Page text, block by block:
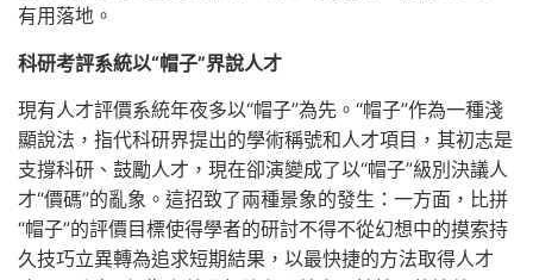
有用落地。
科研考評系統以“帽子”界說人才
現有人才評價系統年夜多以“帽子”為先。“帽子”作為一種淺
顯說法，指代科研界提出的學術稱號和人才項目，其初志是
支撐科研、鼓勵人才，現在卻演變成了以“帽子”級別決議人
才“價碼”的亂象。這招致了兩種景象的發生：一方面，比拼
“帽子”的評價目標使得學者的研討不得不從幻想中的摸索持
久技巧立異轉為追求短期結果，以最快捷的方法取得人才